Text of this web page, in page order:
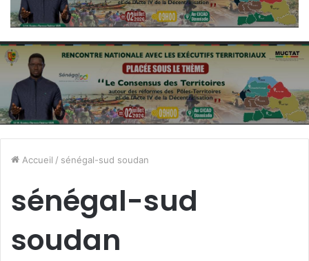
Accueil / sénégal-sud soudan
sénégal-sud
soudan